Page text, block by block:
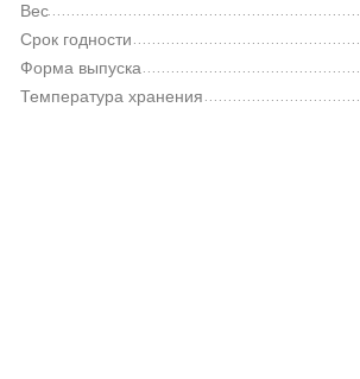
Вес
Срок годности
Форма выпуска
Температура хранения